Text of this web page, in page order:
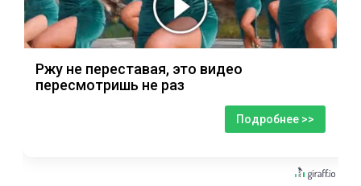
Ржу не переставая, это видео
пересмотришь не раз
Подробнее >>